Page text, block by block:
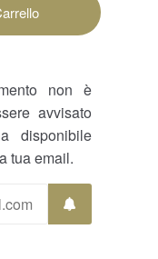
non è
avvisato
disponibile
tua email.